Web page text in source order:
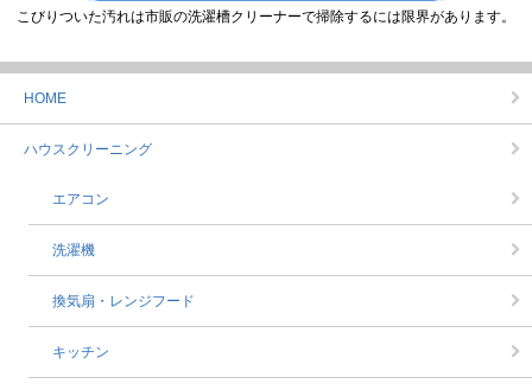
こびりついた汚れは市販の洗濯槽クリーナーで掃除するには限界があります。
HOME
ハウスクリーニング
エアコン
洗濯機
換気扇・レンジフード
キッチン